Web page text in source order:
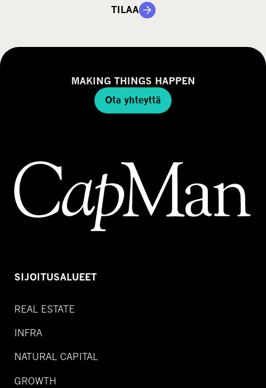
TILAA
MAKING THINGS HAPPEN
Ota yhteyttä
SIJOITUSALUEET
REAL ESTATE
INFRA
NATURAL CAPITAL
GROWTH